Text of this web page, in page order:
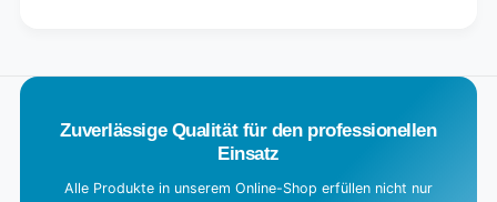
Zuverlässige Qualität für den professionellen
Einsatz
Alle Produkte in unserem Online-Shop erfüllen nicht nur